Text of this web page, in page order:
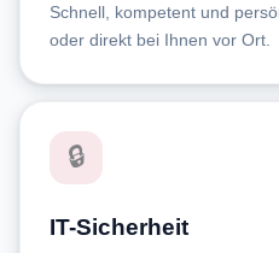
Schnell, kompetent und
oder direkt bei Ihnen vor Ort.
🔒
IT-Sicherheit